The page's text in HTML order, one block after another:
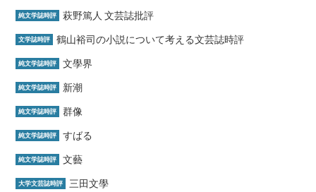
純文学誌時評 萩野篤人 文芸誌批評
文学誌時評 鶴山裕司の小説について考える文芸誌時評
純文学誌時評 文學界
純文学誌時評 新潮
純文学誌時評 群像
純文学誌時評 すばる
純文学誌時評 文藝
大学文芸誌時評 三田文學